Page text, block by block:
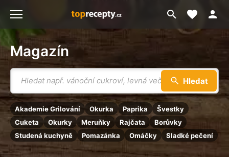
Magazín
Vyhledávání
Hledat
Akademie Grilování Okurka Paprika
Švestky
Cuketa
Okurky Meruňky Rajčata
Borůvky
Studená kuchyně
Pomazánka Omáčky Sladké pečení
Přejít
Moje